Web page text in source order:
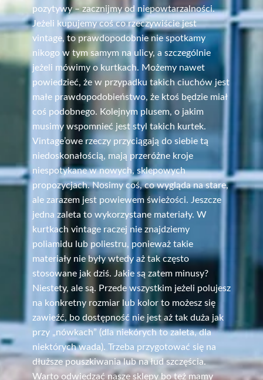
pozytywy – zacznijmy od niepowtarzalności.
Jeżeli kupujemy coś co rzeczywiście jest
vintage, to prawdopodobnie nie spotkamy
nikogo w tym samym na ulicy, a szczególnie
jeżeli mówimy o kurtkach. Możemy nawet
powiedzieć, że w przypadku takich ciuchów jest
małe prawdopodobieństwo, że ktoś będzie miał
coś podobnego. Kolejnym plusem, o jakim
musimy wspomnieć jest styl takich kurtek.
Vintage’owe rzeczy przyciągają do siebie tą
niedoskonałością, mają przeróżne kroje
niespotykane w nowych, sklepowych
propozycjach. Nosimy coś, co wygląda na stare,
ale zarazem jest powiewem świeżości. Jeszcze
jedna zaleta to wykorzystane materiały. W
kurtkach vintage raczej nie znajdziemy
poliamidu lub poliestru, ponieważ takie
materiały nie były wtedy aż tak często
stosowane jak dziś. Jakie są zatem minusy?
Niestety, ale są. Przede wszystkim jeżeli polujesz
na konkretny rozmiar lub kolor to możesz się
zawieźć, bo dostępność nie jest aż tak duża jak
przy „nówkach” (dla niekórych to zaleta, dla
niektórych wada). Trzeba przygotować się na
dłuższe pouszkiwania lub na łud szczęścia.
Warto odwiedzać nasze sklepy bo też mamy